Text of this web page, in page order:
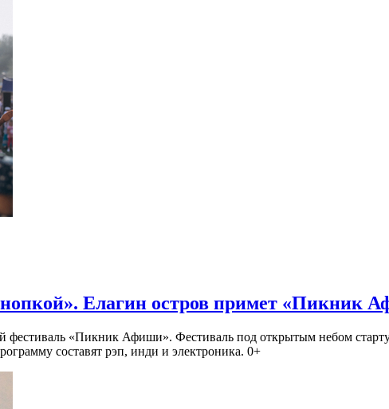
Елагин остров примет «Пикник
«Пикник Афиши». Фестиваль под открытым небом
составят рэп, инди и электроника. 0+